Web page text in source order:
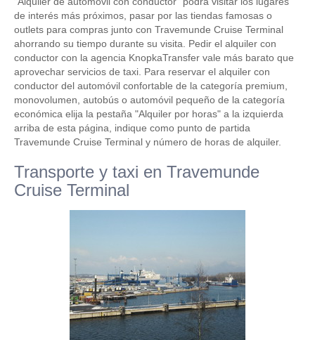
de interés más próximos, pasar por las tiendas famosas o
outlets para compras junto con Travemunde Cruise Terminal
ahorrando su tiempo durante su visita. Pedir el alquiler con
conductor con la agencia KnopkaTransfer vale más barato que
aprovechar servicios de taxi. Para reservar el alquiler con
conductor del automóvil confortable de la categoría premium,
monovolumen, autobús o automóvil pequeño de la categoría
económica elija la pestaña "Alquiler por horas" a la izquierda
arriba de esta página, indique como punto de partida
Travemunde Cruise Terminal y número de horas de alquiler.
Transporte y taxi en Travemunde
Cruise Terminal